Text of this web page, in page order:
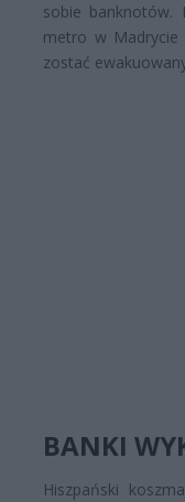
sobie banknotów.
metro w Madrycie
zostać
BANKI
Hiszpański